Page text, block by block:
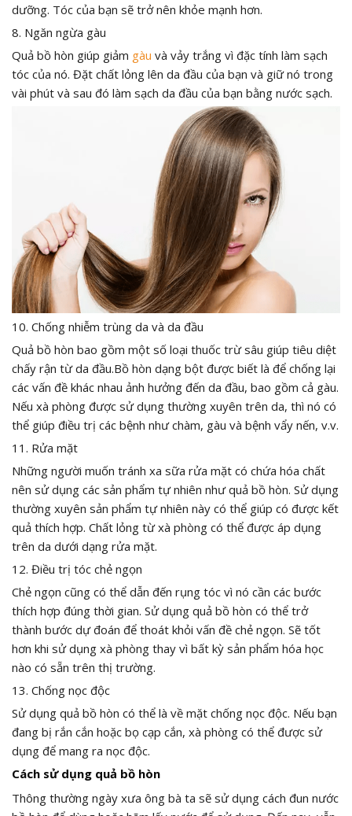
dưỡng. Tóc của bạn sẽ trở nên khỏe mạnh hơn.
8. Ngăn ngừa gàu
Quả bồ hòn giúp giảm gàu và vảy trắng vì đặc tính làm sạch
tóc của nó. Đặt chất lỏng lên da đầu của bạn và giữ nó trong
vài phút và sau đó làm sạch da đầu của bạn bằng nước sạch.
10. Chống nhiễm trùng da và da đầu
Quả bồ hòn bao gồm một số loại thuốc trừ sâu giúp tiêu diệt
chấy rận từ da đầu.Bồ hòn dạng bột được biết là để chống lại
các vấn đề khác nhau ảnh hưởng đến da đầu, bao gồm cả gàu.
Nếu xà phòng được sử dụng thường xuyên trên da, thì nó có
thể giúp điều trị các bệnh như chàm, gàu và bệnh vẩy nến, v.v.
11. Rửa mặt
Những người muốn tránh xa sữa rửa mặt có chứa hóa chất
nên sử dụng các sản phẩm tự nhiên như quả bồ hòn. Sử dụng
thường xuyên sản phẩm tự nhiên này có thể giúp có được kết
quả thích hợp. Chất lỏng từ xà phòng có thể được áp dụng
trên da dưới dạng rửa mặt.
12. Điều trị tóc chẻ ngọn
Chẻ ngọn cũng có thể dẫn đến rụng tóc vì nó cần các bước
thích hợp đúng thời gian. Sử dụng quả bồ hòn có thể trở
thành bước dự đoán để thoát khỏi vấn đề chẻ ngọn. Sẽ tốt
hơn khi sử dụng xà phòng thay vì bất kỳ sản phẩm hóa học
nào có sẵn trên thị trường.
13. Chống nọc độc
Sử dụng quả bồ hòn có thể là về mặt chống nọc độc. Nếu bạn
đang bị rắn cắn hoặc bọ cạp cắn, xà phòng có thể được sử
dụng để mang ra nọc độc.
Cách sử dụng quả bồ hòn
Thông thường ngày xưa ông bà ta sẽ sử dụng cách đun nước